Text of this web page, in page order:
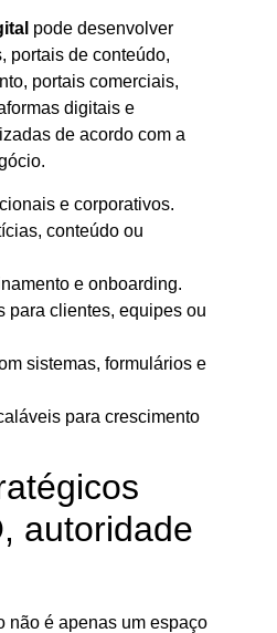
pode desenvolver
portais de conteúdo,
portais comerciais,
digitais e
de acordo com a
e corporativos.
conteúdo ou
e onboarding.
para clientes, equipes ou
sistemas, formulários e
para crescimento
autoridade
não é apenas um espaço